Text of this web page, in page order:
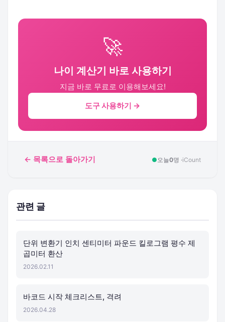
🚀
나이 계산기 바로 사용하기
지금 바로 무료로 이용해보세요!
도구 사용하기 →
← 목록으로 돌아가기 ● 오늘0명 ·iCount
관련 글
단위 변환기 인치 센티미터 파운드 킬로그램 평수 제
곱미터 환산
2026.02.11
바코드 시작 체크리스트, 격려
2026.04.28